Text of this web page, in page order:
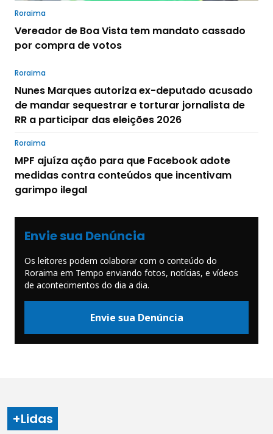
Roraima
Vereador de Boa Vista tem mandato cassado
por compra de votos
Roraima
Nunes Marques autoriza ex-deputado acusado
de mandar sequestrar e torturar jornalista de
RR a participar das eleições 2026
Roraima
MPF ajuíza ação para que Facebook adote
medidas contra conteúdos que incentivam
garimpo ilegal
Envie sua Denúncia
Os leitores podem colaborar com o conteúdo do
Roraima em Tempo enviando fotos, notícias, e vídeos
de acontecimentos do dia a dia.
Envie sua Denúncia
+Lidas